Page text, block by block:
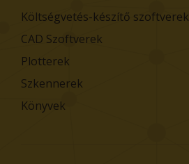
Költségvetés-készítő szoftverek
CAD Szoftverek
Plotterek
Szkennerek
Könyvek